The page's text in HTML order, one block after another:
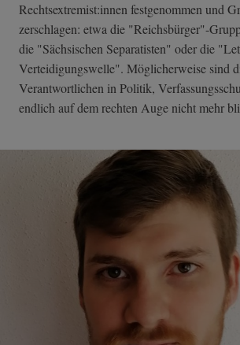
Rechtsextremist:innen festgenommen und
zerschlagen: etwa die "Reichsbürger"-
die "Sächsischen Separatisten" oder die
Verteidigungswelle". Möglicherweise sind
Verantwortlichen in Politik,
endlich auf dem rechten Auge nicht mehr